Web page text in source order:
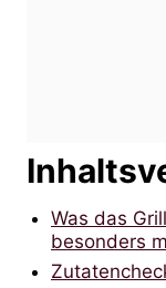
Was das
besonders